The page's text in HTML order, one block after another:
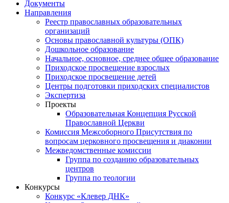
Документы
Направления
Реестр православных образовательных
организаций
Основы православной культуры (ОПК)
Дошкольное образование
Начальное, основное, среднее общее образование
Приходское просвещение взрослых
Приходское просвещение детей
Центры подготовки приходских специалистов
Экспертиза
Проекты
Образовательная Концепция Русской
Православной Церкви
Комиссия Межсоборного Присутствия по
вопросам церковного просвещения и диаконии
Межведомственные комиссии
Группа по созданию образовательных
центров
Группа по теологии
Конкурсы
Конкурс «Клевер ДНК»